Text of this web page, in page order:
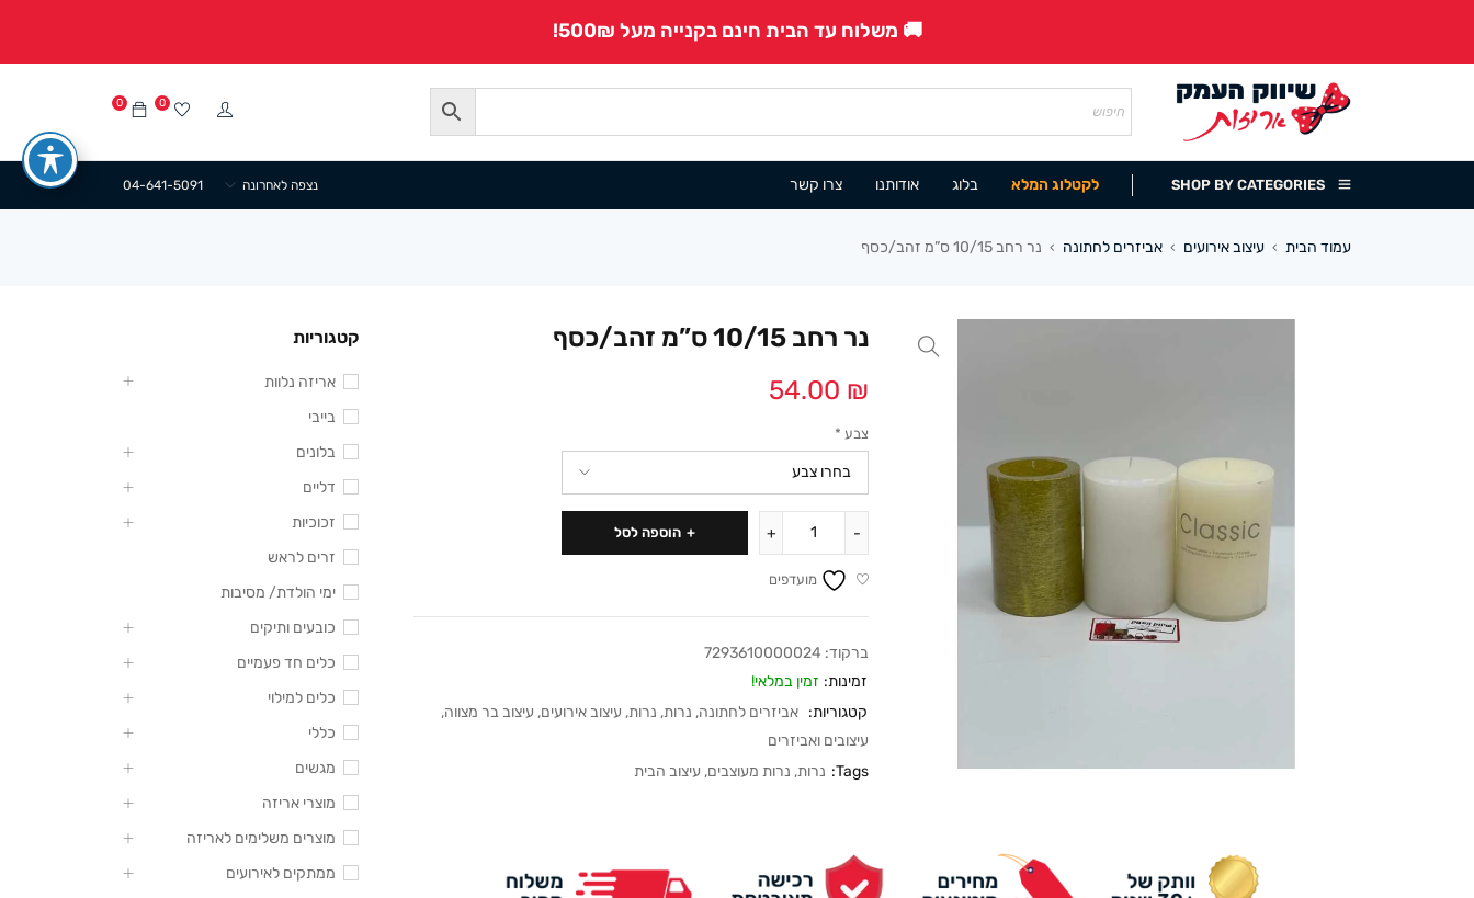
🚚 משלוח עד הבית חינם בקנייה מעל 500₪!
0 0
SHOP BY CATEGORIES לקטלוג המלא בלוג אודותנו צרו קשר 04-641-5091 נצפה לאחרונה
עמוד הבית › עיצוב אירועים › אביזרים לחתונה › נר רחב 10/15 ס”מ זהב/כסף
נר רחב 10/15 ס”מ זהב/כסף
54.00 ₪
צבע *
הוספה לסל
מועדפים
ברקוד: 7293610000024
זמינות: זמין במלאי!
קטגוריות: אביזרים לחתונה, נרות, נרות, עיצוב אירועים, עיצוב בר מצווה,
עיצובים ואביזרים
Tags: נרות, נרות מעוצבים, עיצוב הבית
קטגוריות
אריזה נלוות
בייבי
בלונים
דליים
זכוכיות
זרים לראש
ימי הולדת/ מסיבות
כובעים ותיקים
כלים חד פעמיים
כלים למילוי
כללי
מגשים
מוצרי אריזה
מוצרים משלימים לאריזה
ממתקים לאירועים